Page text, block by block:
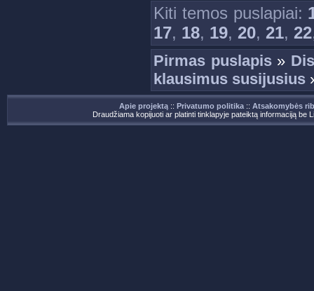
Kiti temos puslapiai:
17, 18, 19, 20, 21, 22
Pirmas puslapis»
klausimus susijusius
Apie projektą :: Privatumo politika :: Atsakomybės
Draudžiama kopijuoti ar platinti tinklapyje pateiktą informaciją be